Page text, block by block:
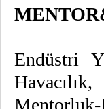
Endüstri